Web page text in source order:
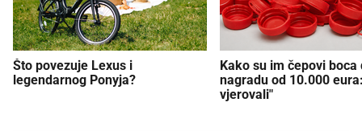
Što povezuje Lexus i
legendarnog Ponyja?
Kako su im čepovi boca
nagradu od 10.000
vjerovali"